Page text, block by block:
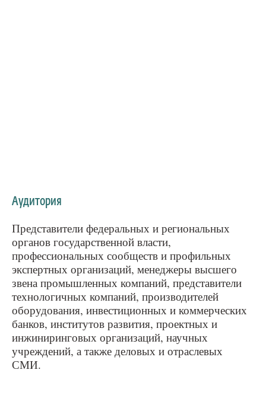
Аудитория
Представители федеральных и региональных
органов государственной власти,
профессиональных сообществ и профильных
экспертных организаций, менеджеры высшего
звена промышленных компаний, представители
технологичных компаний, производителей
оборудования, инвестиционных и коммерческих
банков, институтов развития, проектных и
инжиниринговых организаций, научных
учреждений, а также деловых и отраслевых
СМИ.